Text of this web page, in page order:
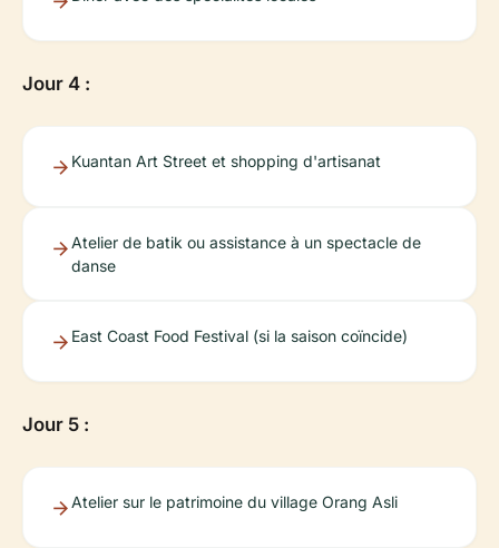
Jour 4 :
Kuantan Art Street et shopping d'artisanat
Atelier de batik ou assistance à un spectacle de
danse
East Coast Food Festival (si la saison coïncide)
Jour 5 :
Atelier sur le patrimoine du village Orang Asli